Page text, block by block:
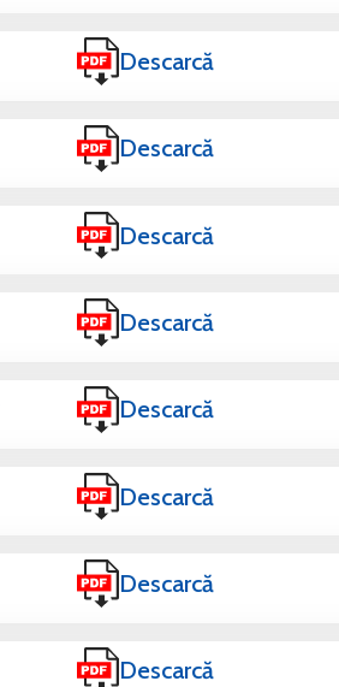
Descarcă
Descarcă
Descarcă
Descarcă
Descarcă
Descarcă
Descarcă
Descarcă